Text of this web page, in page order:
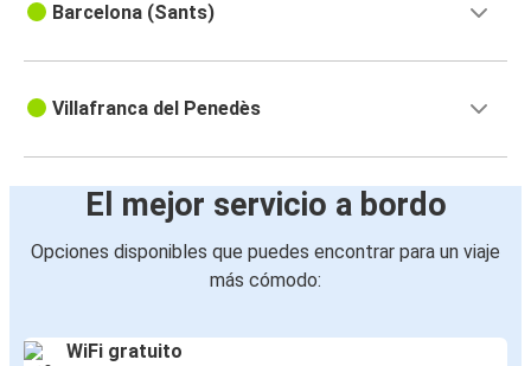
Barcelona (Sants)
Villafranca del Penedès
El mejor servicio a bordo
Opciones disponibles que puedes encontrar para un viaje
más cómodo:
WiFi gratuito